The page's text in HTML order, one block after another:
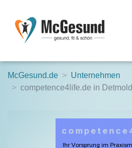
McGesund.de
Unternehmen
competence4life.de in Detmold